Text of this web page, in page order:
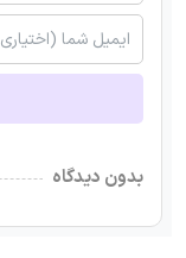
بدون دیدگاه